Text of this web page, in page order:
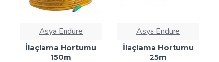
Asya Endure
İlaçlama Hortumu
150m
Asya Endure
İlaçlama Hortumu
25m